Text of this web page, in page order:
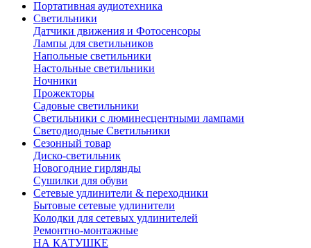
Портативная аудиотехника
Светильники
Датчики движения и Фотосенсоры
Лампы для светильников
Напольные светильники
Настольные светильники
Ночники
Прожекторы
Садовые светильники
Светильники с люминесцентными лампами
Светодиодные Светильники
Сезонный товар
Диско-светильник
Новогодние гирлянды
Сушилки для обуви
Сетевые удлинители & переходники
Бытовые сетевые удлинители
Колодки для сетевых удлинителей
Ремонтно-монтажные
НА КАТУШКЕ